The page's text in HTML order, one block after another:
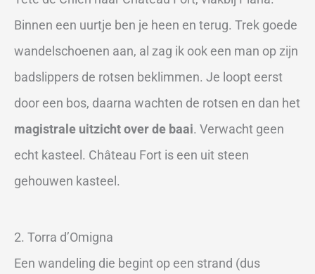
Binnen een uurtje ben je heen en terug. Trek goede
wandelschoenen aan, al zag ik ook een man op zijn
badslippers de rotsen beklimmen. Je loopt eerst
door een bos, daarna wachten de rotsen en dan het
magistrale uitzicht over de baai. Verwacht geen
echt kasteel. Château Fort is een uit steen
gehouwen kasteel.
2. Torra d’Omigna
Een wandeling die begint op een strand (dus